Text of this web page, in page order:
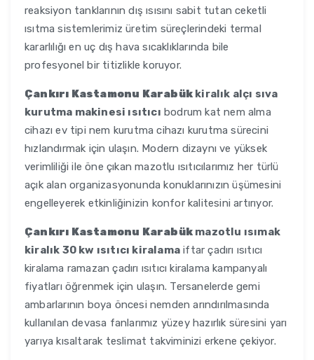
reaksiyon tanklarının dış ısısını sabit tutan ceketli
ısıtma sistemlerimiz üretim süreçlerindeki termal
kararlılığı en uç dış hava sıcaklıklarında bile
profesyonel bir titizlikle koruyor.
Çankırı Kastamonu Karabük kiralık alçı sıva
kurutma makinesi ısıtıcı bodrum kat nem alma
cihazı ev tipi nem kurutma cihazı kurutma sürecini
hızlandırmak için ulaşın. Modern dizaynı ve yüksek
verimliliği ile öne çıkan mazotlu ısıtıcılarımız her türlü
açık alan organizasyonunda konuklarınızın üşümesini
engelleyerek etkinliğinizin konfor kalitesini artırıyor.
Çankırı Kastamonu Karabük mazotlu ısımak
kiralık 30 kw ısıtıcı kiralama iftar çadırı ısıtıcı
kiralama ramazan çadırı ısıtıcı kiralama kampanyalı
fiyatları öğrenmek için ulaşın. Tersanelerde gemi
ambarlarının boya öncesi nemden arındırılmasında
kullanılan devasa fanlarımız yüzey hazırlık süresini yarı
yarıya kısaltarak teslimat takviminizi erkene çekiyor.